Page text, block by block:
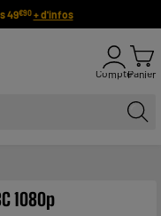
49€90 + d'infos
ComptePanier
1080p